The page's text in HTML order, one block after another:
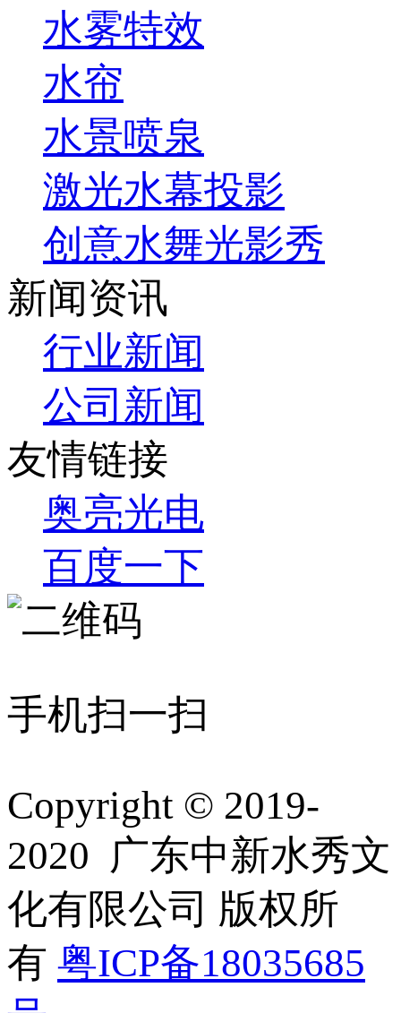
水雾特效
水帘
水景喷泉
激光水幕投影
创意水舞光影秀
新闻资讯
行业新闻
公司新闻
友情链接
奥亮光电
百度一下
手机扫一扫
Copyright © 2019-
2020 广东中新水秀文
化有限公司 版权所
有 粤ICP备18035685